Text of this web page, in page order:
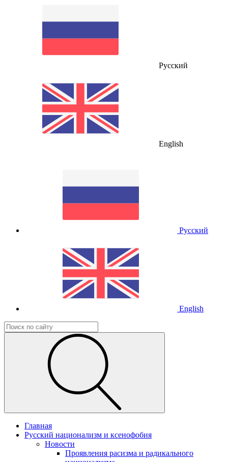
Русский
English
Русский
English
Главная
Русский национализм и ксенофобия
Новости
Проявления расизма и радикального